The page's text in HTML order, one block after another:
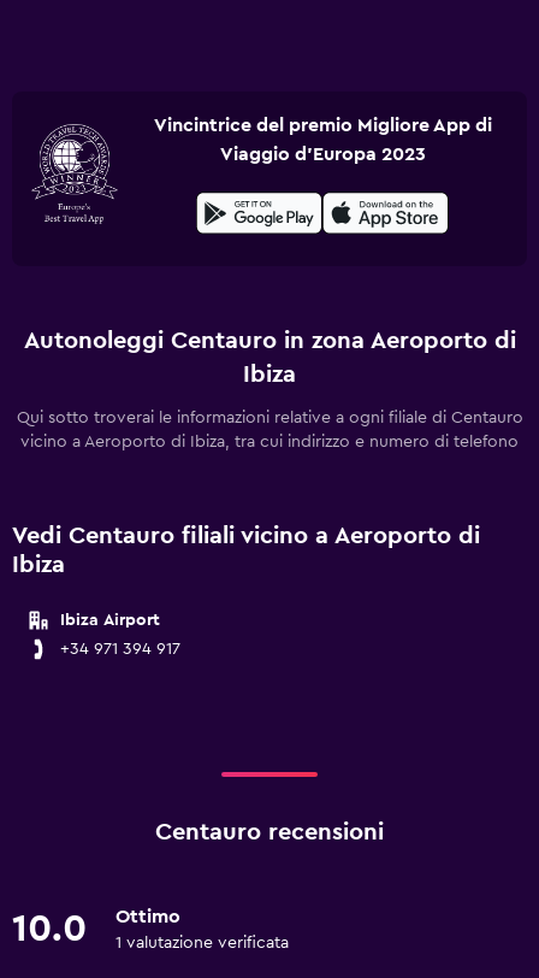
Vincintrice del premio Migliore App di
Viaggio d'Europa 2023
Autonoleggi Centauro in zona Aeroporto di
Ibiza
Qui sotto troverai le informazioni relative a ogni filiale di Centauro
vicino a Aeroporto di Ibiza, tra cui indirizzo e numero di telefono
Vedi Centauro filiali vicino a Aeroporto di
Ibiza
Ibiza Airport
+34 971 394 917
Centauro recensioni
10.0 Ottimo
1 valutazione verificata